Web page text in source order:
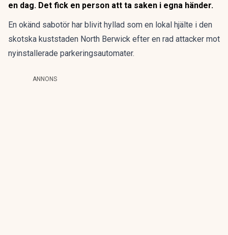
en dag. Det fick en person att ta saken i egna händer.
En okänd sabotör har blivit hyllad som en lokal hjälte i den
skotska kuststaden North Berwick efter en rad attacker mot
nyinstallerade parkeringsautomater.
ANNONS